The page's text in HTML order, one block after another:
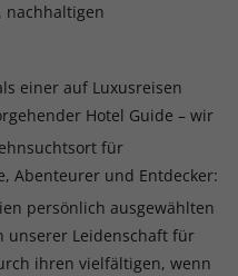
nachhaltigen
einer auf Luxusreisen
Hotel Guide – wir
für
Abenteurer und Entdecker:
persönlich ausgewählten
unserer Leidenschaft für
ihren vielfältigen, wenn